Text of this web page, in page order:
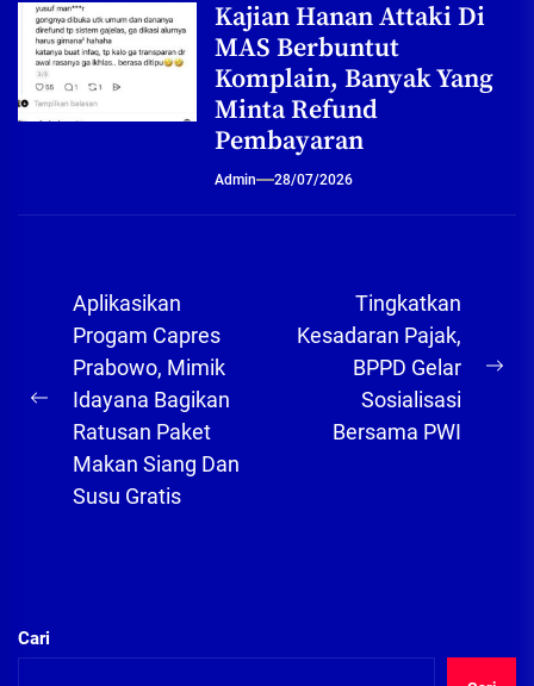
Kajian Hanan Attaki Di
MAS Berbuntut
Komplain, Banyak Yang
Minta Refund
Pembayaran
Admin 28/07/2026
Navigasi
pos
Previous
post:
Aplikasikan
Progam Capres
Prabowo, Mimik
Idayana Bagikan
Ratusan Paket
Makan Siang Dan
Susu Gratis
Tingkatkan
Kesadaran Pajak,
BPPD Gelar
Sosialisasi
Bersama PWI
Cari